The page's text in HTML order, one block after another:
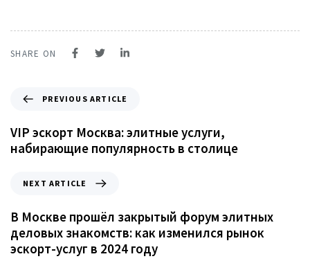
SHARE ON
PREVIOUS ARTICLE
VIP эскорт Москва: элитные услуги,
набирающие популярность в столице
NEXT ARTICLE
В Москве прошёл закрытый форум элитных
деловых знакомств: как изменился рынок
эскорт-услуг в 2024 году